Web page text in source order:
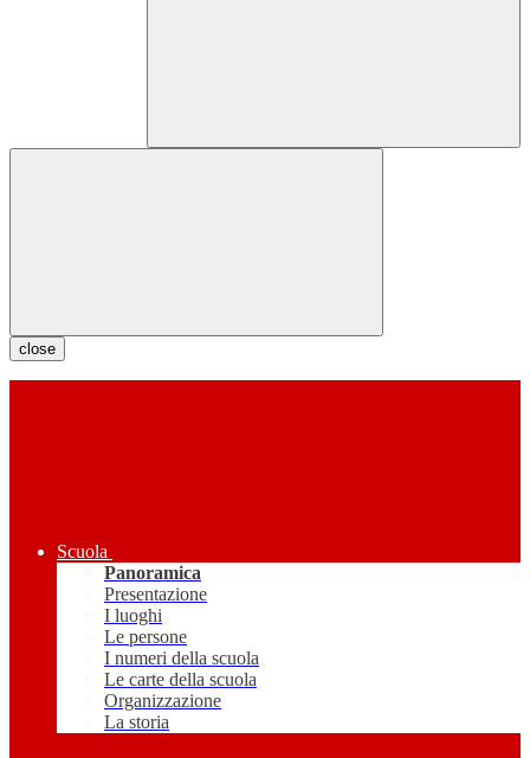
close
Scuola
Panoramica
Presentazione
I luoghi
Le persone
I numeri della scuola
Le carte della scuola
Organizzazione
La storia